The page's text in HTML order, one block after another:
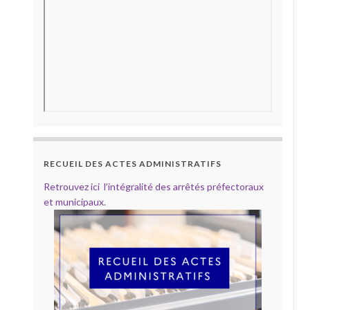
RECUEIL DES ACTES ADMINISTRATIFS
Retrouvez ici l’intégralité des arrêtés préfectoraux
et municipaux.